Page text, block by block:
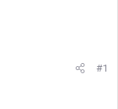
#1